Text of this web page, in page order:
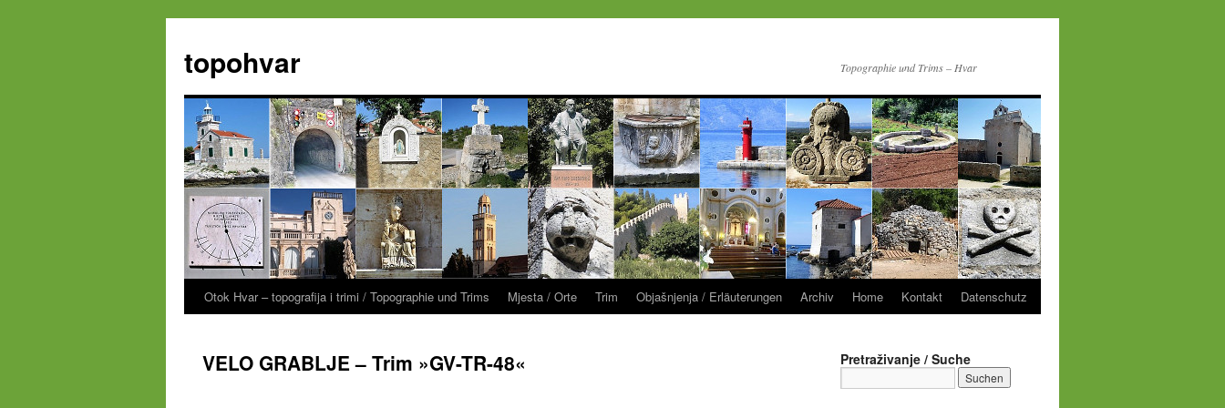
springen
topohvar Topographie und Trims – Hvar
Otok Hvar – topografija i trimi / Topographie und Trims Mjesta / Orte Trim Objašnjenja / Erläuterungen Archiv Home Kontakt Datenschutz
VELO GRABLJE – Trim »GV-TR-48« Pretraživanje / Suche